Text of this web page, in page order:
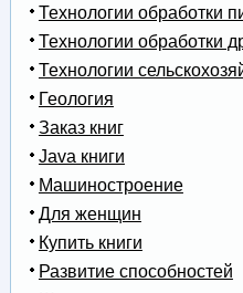
Технологии обработки
Технологии обработки
Технологии
Геология
Заказ книг
Java книги
Машиностроение
Для женщин
Купить книги
Развитие способностей